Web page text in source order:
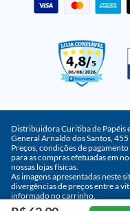
Distribuidora Curitiba de Papéis
General Arnaldo dos Santos,
Preços, condições de
para as compras efetuadas em
nossas lojas físicas.
As imagens apresentadas neste
divergências de preços entre a
informado no carrinho.